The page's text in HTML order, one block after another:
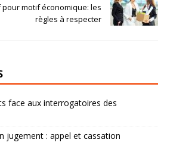
motif économique: les
règles à respecter
face aux interrogatoires des
jugement : appel et cassation